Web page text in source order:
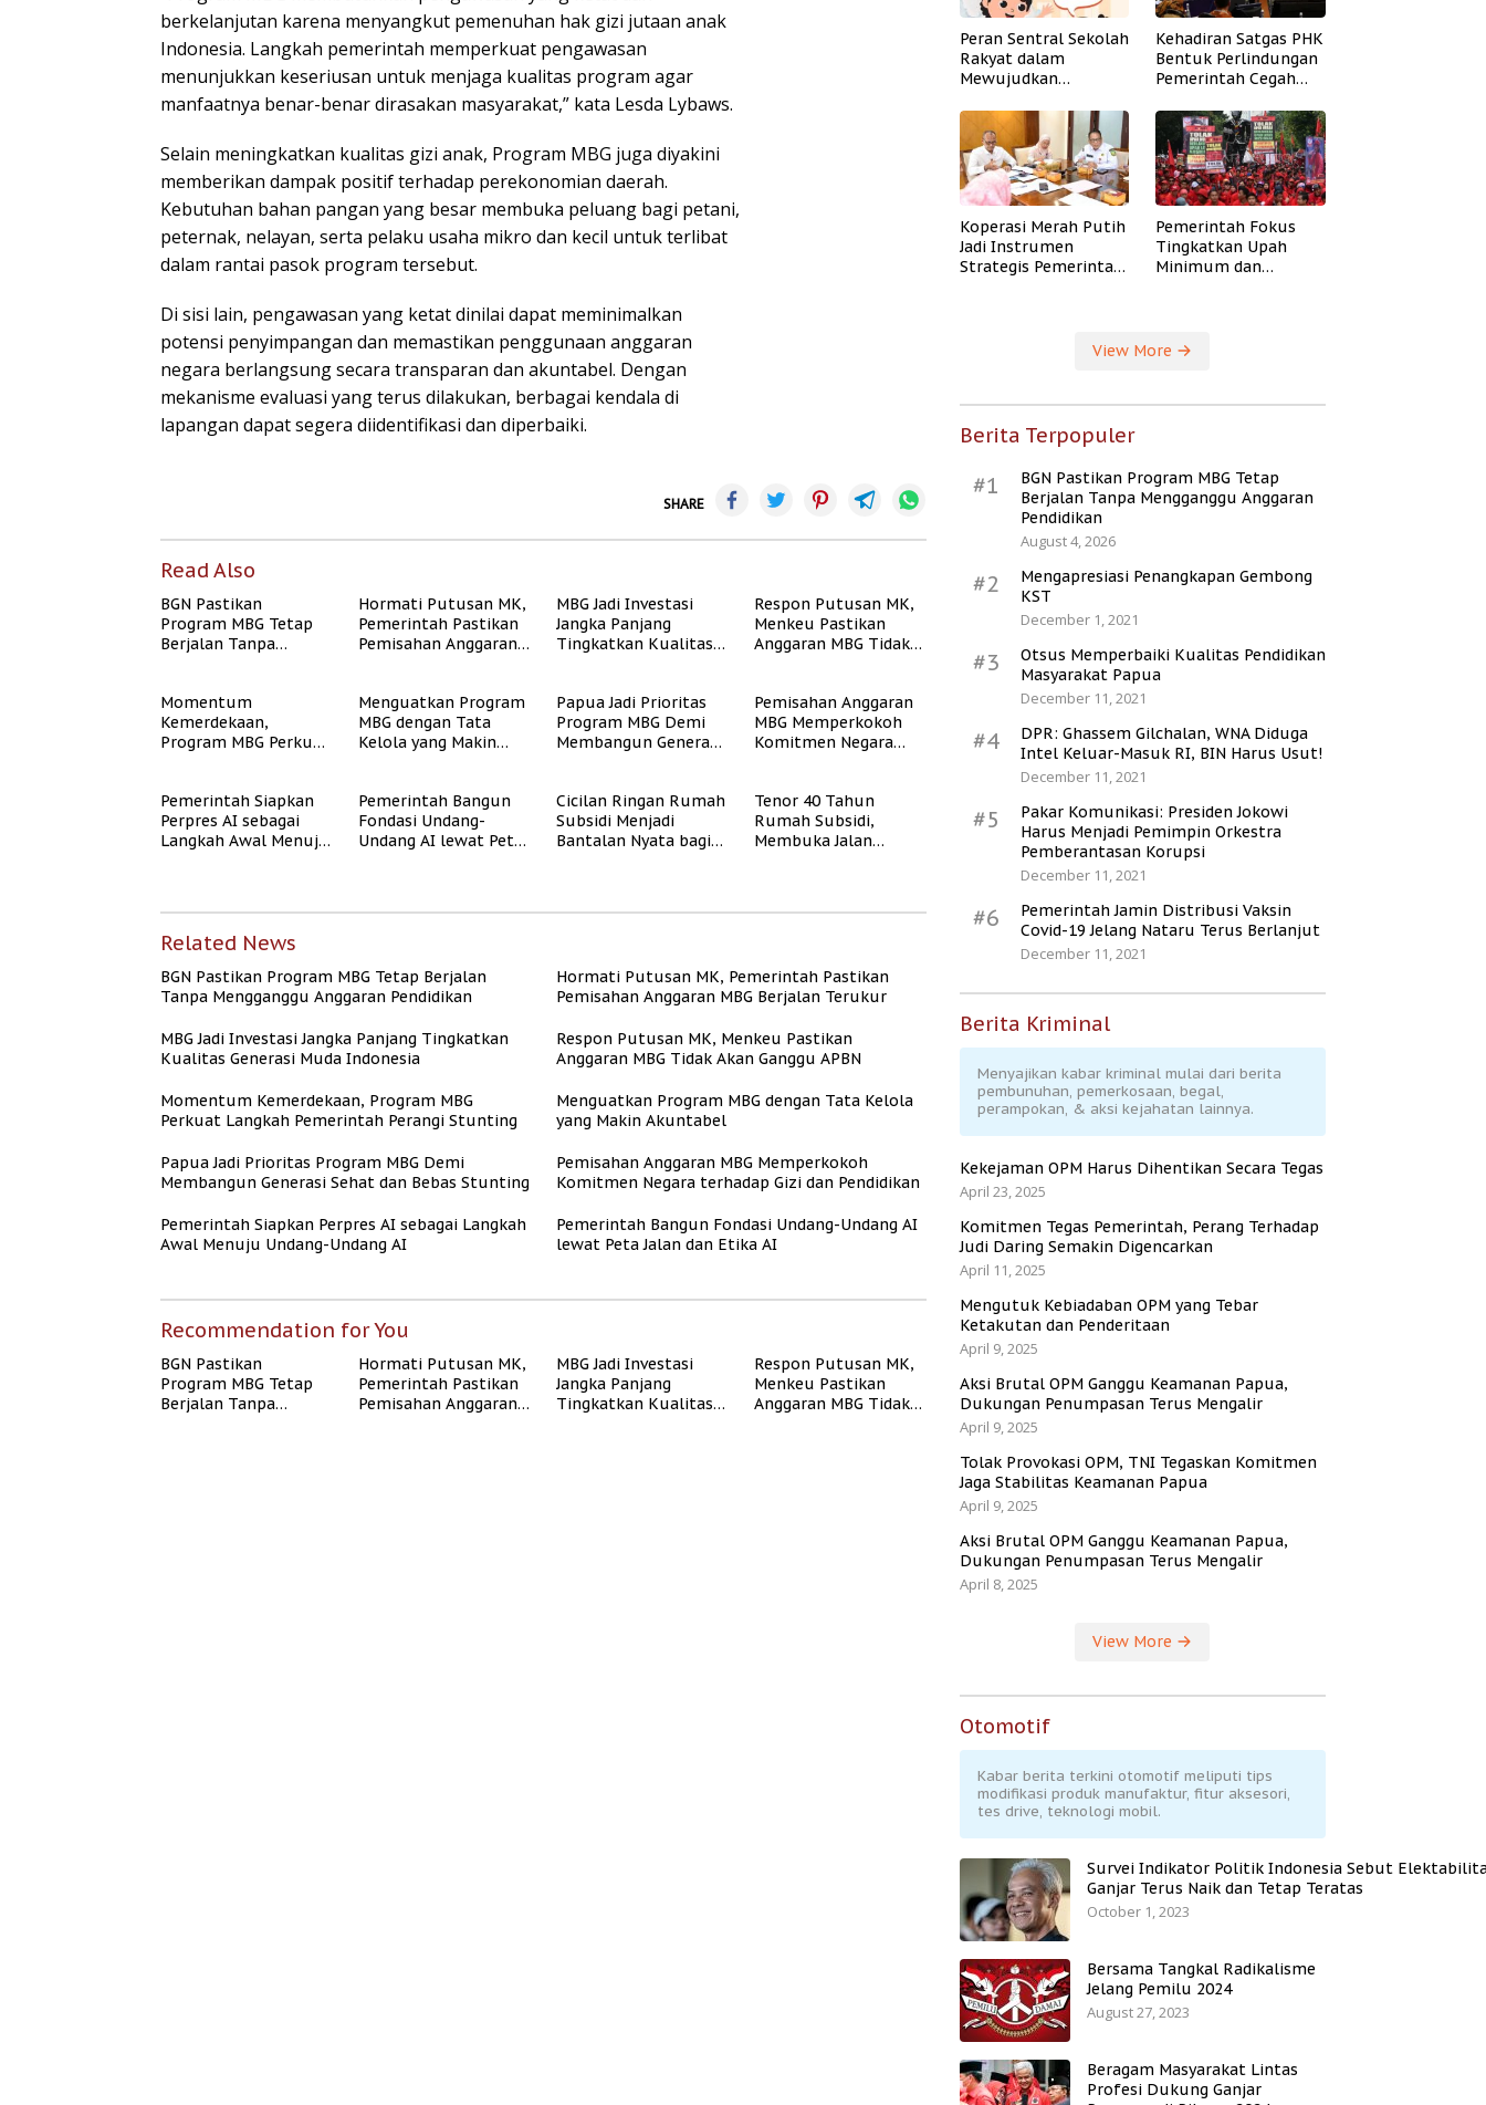
berkelanjutan karena menyangkut pemenuhan hak gizi jutaan anak
Indonesia. Langkah pemerintah memperkuat pengawasan
menunjukkan keseriusan untuk menjaga kualitas program agar
manfaatnya benar-benar dirasakan masyarakat,” kata Lesda Lybaws.
Selain meningkatkan kualitas gizi anak, Program MBG juga diyakini
memberikan dampak positif terhadap perekonomian daerah.
Kebutuhan bahan pangan yang besar membuka peluang bagi petani,
peternak, nelayan, serta pelaku usaha mikro dan kecil untuk terlibat
dalam rantai pasok program tersebut.
Di sisi lain, pengawasan yang ketat dinilai dapat meminimalkan
potensi penyimpangan dan memastikan penggunaan anggaran
negara berlangsung secara transparan dan akuntabel. Dengan
mekanisme evaluasi yang terus dilakukan, berbagai kendala di
lapangan dapat segera diidentifikasi dan diperbaiki.
SHARE
Read Also
BGN Pastikan
Program MBG Tetap
Berjalan Tanpa
Hormati Putusan MK,
Pemerintah Pastikan
Pemisahan Anggaran
MBG Jadi Investasi
Jangka Panjang
Tingkatkan Kualitas
Respon Putusan MK,
Menkeu Pastikan
Anggaran MBG Tidak
Momentum
Kemerdekaan,
Program MBG Perkuat
Menguatkan Program
MBG dengan Tata
Kelola yang Makin
Papua Jadi Prioritas
Program MBG Demi
Membangun Generasi
Pemisahan Anggaran
MBG Memperkokoh
Komitmen Negara
Pemerintah Siapkan
Perpres AI sebagai
Langkah Awal Menuju
Pemerintah Bangun
Fondasi Undang-
Undang AI lewat Peta
Cicilan Ringan Rumah
Subsidi Menjadi
Bantalan Nyata bagi
Tenor 40 Tahun
Rumah Subsidi,
Membuka Jalan
Related News
BGN Pastikan Program MBG Tetap Berjalan
Tanpa Mengganggu Anggaran Pendidikan
Hormati Putusan MK, Pemerintah Pastikan
Pemisahan Anggaran MBG Berjalan Terukur
MBG Jadi Investasi Jangka Panjang Tingkatkan
Kualitas Generasi Muda Indonesia
Respon Putusan MK, Menkeu Pastikan
Anggaran MBG Tidak Akan Ganggu APBN
Momentum Kemerdekaan, Program MBG
Perkuat Langkah Pemerintah Perangi Stunting
Menguatkan Program MBG dengan Tata Kelola
yang Makin Akuntabel
Papua Jadi Prioritas Program MBG Demi
Membangun Generasi Sehat dan Bebas Stunting
Pemisahan Anggaran MBG Memperkokoh
Komitmen Negara terhadap Gizi dan Pendidikan
Pemerintah Siapkan Perpres AI sebagai Langkah
Awal Menuju Undang-Undang AI
Pemerintah Bangun Fondasi Undang-Undang AI
lewat Peta Jalan dan Etika AI
Recommendation for You
BGN Pastikan
Program MBG Tetap
Berjalan Tanpa
Hormati Putusan MK,
Pemerintah Pastikan
Pemisahan Anggaran
MBG Jadi Investasi
Jangka Panjang
Tingkatkan Kualitas
Respon Putusan MK,
Menkeu Pastikan
Anggaran MBG Tidak
Peran Sentral Sekolah
Rakyat dalam
Mewujudkan
Kehadiran Satgas PHK
Bentuk Perlindungan
Pemerintah Cegah
Koperasi Merah Putih
Jadi Instrumen
Strategis Pemerintah
Pemerintah Fokus
Tingkatkan Upah
Minimum dan
View More
Berita Terpopuler
#1
BGN Pastikan Program MBG Tetap
Berjalan Tanpa Mengganggu Anggaran
Pendidikan
August 4, 2026
#2
Mengapresiasi Penangkapan Gembong
KST
December 1, 2021
#3
Otsus Memperbaiki Kualitas Pendidikan
Masyarakat Papua
December 11, 2021
#4
DPR: Ghassem Gilchalan, WNA Diduga
Intel Keluar-Masuk RI, BIN Harus Usut!
December 11, 2021
#5
Pakar Komunikasi: Presiden Jokowi
Harus Menjadi Pemimpin Orkestra
Pemberantasan Korupsi
December 11, 2021
#6
Pemerintah Jamin Distribusi Vaksin
Covid-19 Jelang Nataru Terus Berlanjut
December 11, 2021
Berita Kriminal
Menyajikan kabar kriminal mulai dari berita
pembunuhan, pemerkosaan, begal,
perampokan, & aksi kejahatan lainnya.
Kekejaman OPM Harus Dihentikan Secara Tegas
April 23, 2025
Komitmen Tegas Pemerintah, Perang Terhadap
Judi Daring Semakin Digencarkan
April 11, 2025
Mengutuk Kebiadaban OPM yang Tebar
Ketakutan dan Penderitaan
April 9, 2025
Aksi Brutal OPM Ganggu Keamanan Papua,
Dukungan Penumpasan Terus Mengalir
April 9, 2025
Tolak Provokasi OPM, TNI Tegaskan Komitmen
Jaga Stabilitas Keamanan Papua
April 9, 2025
Aksi Brutal OPM Ganggu Keamanan Papua,
Dukungan Penumpasan Terus Mengalir
April 8, 2025
View More
Otomotif
Kabar berita terkini otomotif meliputi tips
modifikasi produk manufaktur, fitur aksesori,
tes drive, teknologi mobil.
Survei Indikator Politik Indonesia Sebut
Ganjar Terus Naik dan Tetap Teratas
October 1, 2023
Bersama Tangkal Radikalisme
Jelang Pemilu 2024
August 27, 2023
Beragam Masyarakat Lintas
Profesi Dukung Ganjar